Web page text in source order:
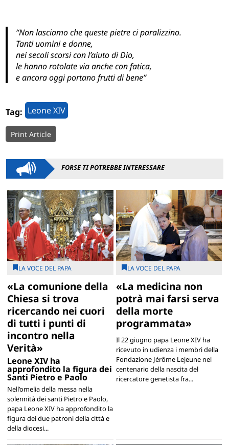
“Non lasciamo che queste pietre ci paralizzino.
Tanti uomini e donne,
nei secoli scorsi con l’aiuto di Dio,
le hanno rotolate via anche con fatica,
e ancora oggi portano frutti di bene”
Tag: Leone XIV
Print Article
FORSE TI POTREBBE INTERESSARE
LA VOCE DEL PAPA
«La comunione della
Chiesa si trova
ricercando nei cuori
di tutti i punti di
incontro nella
Verità»
Leone XIV ha
approfondito la figura dei
Santi Pietro e Paolo
Nell’omelia della messa nella
solennità dei santi Pietro e Paolo,
papa Leone XIV ha approfondito la
figura dei due patroni della città e
della diocesi...
LA VOCE DEL PAPA
«La medicina non
potrà mai farsi serva
della morte
programmata»
Il 22 giugno papa Leone XIV ha
ricevuto in udienza i membri della
Fondazione Jérôme Lejeune nel
centenario della nascita del
ricercatore genetista fra...